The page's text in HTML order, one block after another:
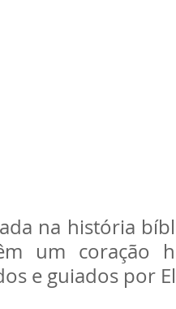
na história
um coração
e guiados por